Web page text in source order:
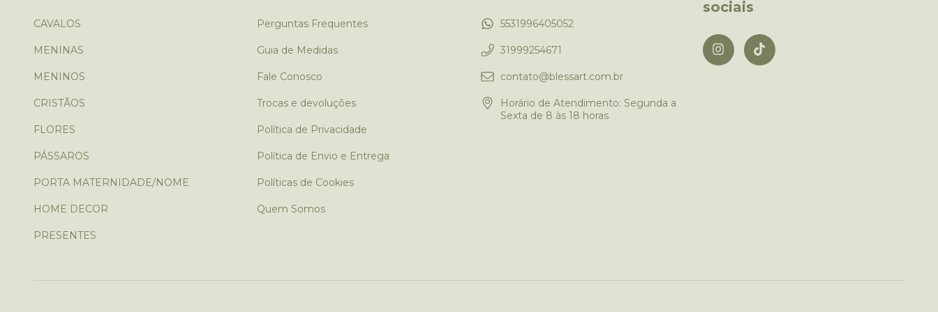
CAVALOS
MENINAS
MENINOS
CRISTÃOS
FLORES
PÁSSAROS
PORTA MATERNIDADE/NOME
HOME DECOR
PRESENTES
Perguntas Frequentes
Guia de Medidas
Fale Conosco
Trocas e devoluções
Política de Privacidade
Política de Envio e Entrega
Políticas de Cookies
Quem Somos
5531996405052
31999254671
contato@blessart.com.br
Horário de Atendimento: Segunda a
Sexta de 8 às 18 horas
sociais